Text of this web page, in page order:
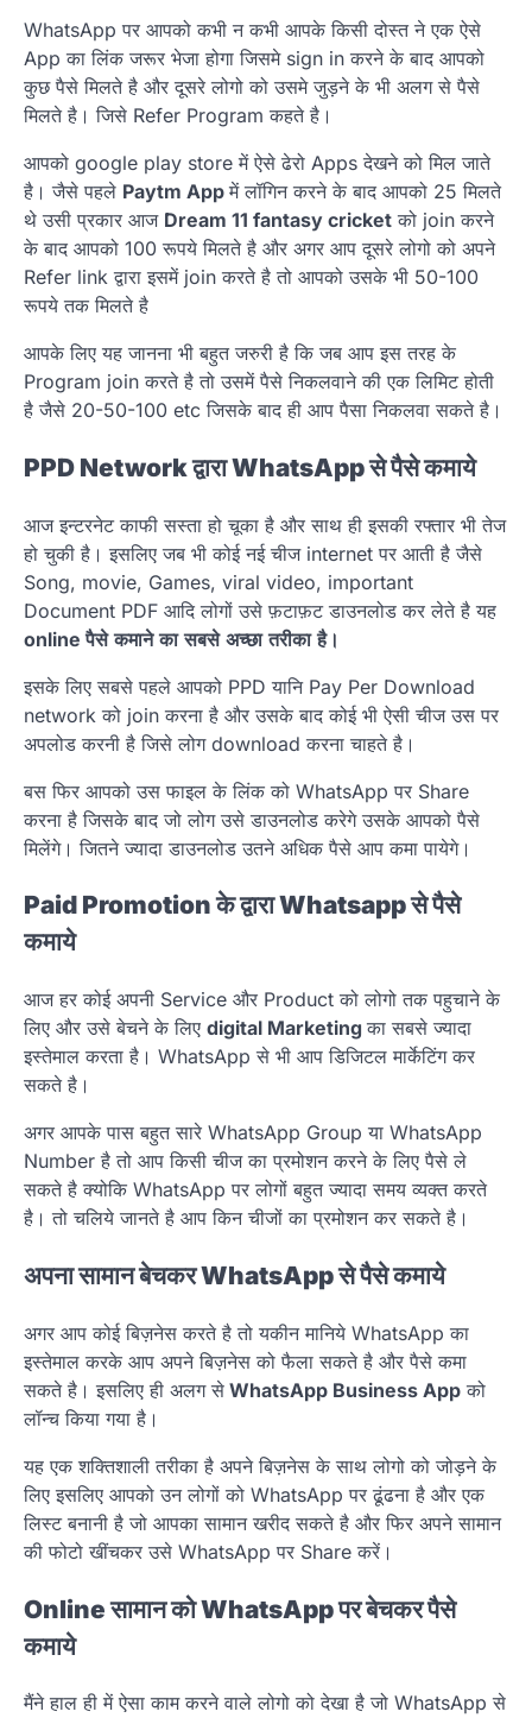
WhatsApp पर आपको कभी न कभी आपके किसी दोस्त ने एक ऐसे
App का लिंक जरूर भेजा होगा जिसमे sign in करने के बाद आपको
कुछ पैसे मिलते है और दूसरे लोगो को उसमे जुड़ने के भी अलग से पैसे
मिलते है। जिसे Refer Program कहते है।
आपको google play store में ऐसे ढेरो Apps देखने को मिल जाते
है। जैसे पहले Paytm App में लॉगिन करने के बाद आपको 25 मिलते
थे उसी प्रकार आज Dream 11 fantasy cricket को join करने
के बाद आपको 100 रूपये मिलते है और अगर आप दूसरे लोगो को अपने
Refer link द्वारा इसमें join करते है तो आपको उसके भी 50-100
रूपये तक मिलते है
आपके लिए यह जानना भी बहुत जरुरी है कि जब आप इस तरह के
Program join करते है तो उसमें पैसे निकलवाने की एक लिमिट होती
है जैसे 20-50-100 etc जिसके बाद ही आप पैसा निकलवा सकते है।
PPD Network द्वारा WhatsApp से पैसे कमाये
आज इन्टरनेट काफी सस्ता हो चूका है और साथ ही इसकी रफ्तार भी तेज
हो चुकी है। इसलिए जब भी कोई नई चीज internet पर आती है जैसे
Song, movie, Games, viral video, important
Document PDF आदि लोगों उसे फ़टाफ़ट डाउनलोड कर लेते है यह
onlineपैसे कमाने का सबसे अच्छा तरीका है।
इसके लिए सबसे पहले आपको PPD यानि Pay Per Download
network को join करना है और उसके बाद कोई भी ऐसी चीज उस पर
अपलोड करनी है जिसे लोग download करना चाहते है।
बस फिर आपको उस फाइल के लिंक को WhatsApp पर Share
करना है जिसके बाद जो लोग उसे डाउनलोड करेगे उसके आपको पैसे
मिलेंगे। जितने ज्यादा डाउनलोड उतने अधिक पैसे आप कमा पायेगे।
Paid Promotion के द्वारा Whatsapp से पैसे
कमाये
आज हर कोई अपनी Service और Product को लोगो तक पहुचाने के
लिए और उसे बेचने के लिए digital Marketing का सबसे ज्यादा
इस्तेमाल करता है। WhatsApp से भी आप डिजिटल मार्केटिंग कर
सकते है।
अगर आपके पास बहुत सारे WhatsApp Group या WhatsApp
Number है तो आप किसी चीज का प्रमोशन करने के लिए पैसे ले
सकते है क्योकि WhatsApp पर लोगों बहुत ज्यादा समय व्यक्त करते
है। तो चलिये जानते है आप किन चीजों का प्रमोशन कर सकते है।
अपना सामान बेचकर WhatsApp से पैसे कमाये
अगर आप कोई बिज़नेस करते है तो यकीन मानिये WhatsApp का
इस्तेमाल करके आप अपने बिज़नेस को फैला सकते है और पैसे कमा
सकते है। इसलिए ही अलग से WhatsApp Business App को
लॉन्च किया गया है।
यह एक शक्तिशाली तरीका है अपने बिज़नेस के साथ लोगो को जोड़ने के
लिए इसलिए आपको उन लोगों को WhatsApp पर ढूंढना है और एक
लिस्ट बनानी है जो आपका सामान खरीद सकते है और फिर अपने सामान
की फोटो खींचकर उसे WhatsApp पर Share करें।
Online सामान को WhatsApp पर बेचकर पैसे
कमाये
मैंने हाल ही में ऐसा काम करने वाले लोगो को देखा है जो WhatsApp से